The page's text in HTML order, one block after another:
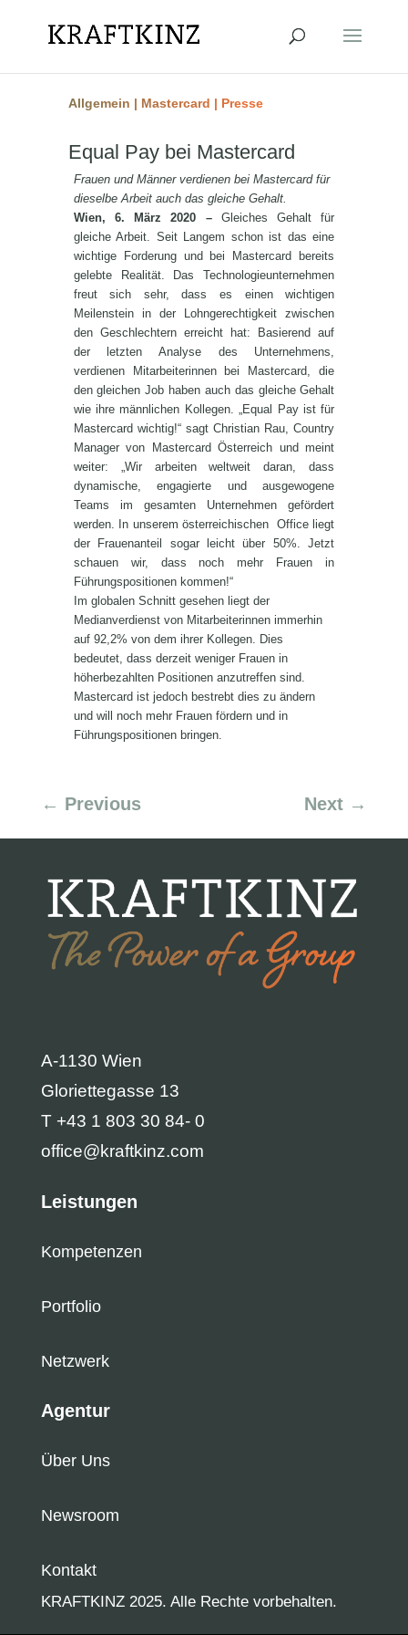
Allgemein | Mastercard | Presse
Equal Pay bei Mastercard
Frauen und Männer verdienen bei Mastercard für
dieselbe Arbeit auch das gleiche Gehalt.
Wien, 6. März 2020 –Gleiches Gehalt für
gleiche Arbeit. Seit Langem schon ist das eine
wichtige Forderung und bei Mastercard bereits
gelebte Realität. Das Technologieunternehmen
freut sich sehr, dass es einen wichtigen
Meilenstein in der Lohngerechtigkeit zwischen
den Geschlechtern erreicht hat: Basierend auf
der letzten Analyse des Unternehmens,
verdienen Mitarbeiterinnen bei Mastercard, die
den gleichen Job haben auch das gleiche Gehalt
wie ihre männlichen Kollegen. „Equal Pay ist für
Mastercard wichtig!“ sagt Christian Rau, Country
Manager von Mastercard Österreich und meint
weiter: „Wir arbeiten weltweit daran, dass
dynamische, engagierte und ausgewogene
Teams im gesamten Unternehmen gefördert
werden. In unserem österreichischen Office liegt
der Frauenanteil sogar leicht über 50%. Jetzt
schauen wir, dass noch mehr Frauen in
Führungspositionen kommen!“
Im globalen Schnitt gesehen liegt der
Medianverdienst von Mitarbeiterinnen immerhin
auf 92,2% von dem ihrer Kollegen. Dies
bedeutet, dass derzeit weniger Frauen in
höherbezahlten Positionen anzutreffen sind.
Mastercard ist jedoch bestrebt dies zu ändern
und will noch mehr Frauen fördern und in
Führungspositionen bringen.
← Previous Next →
A-1130 Wien
Gloriettegasse 13
T +43 1 803 30 84- 0
office@kraftkinz.com
Leistungen
Kompetenzen
Portfolio
Netzwerk
Agentur
Über Uns
Newsroom
Kontakt
KRAFTKINZ 2025. Alle Rechte vorbehalten.